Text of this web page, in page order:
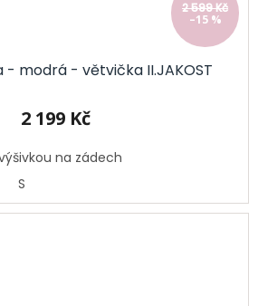
2 599 Kč
–15 %
- modrá - větvička II.JAKOST
2 199 Kč
na zádech
S